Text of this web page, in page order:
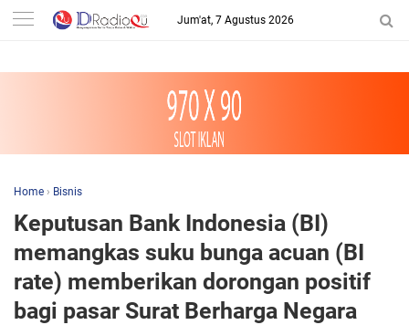
-->
Jum'at, 7 Agustus 2026
Home › Bisnis
Keputusan Bank Indonesia (BI)
memangkas suku bunga acuan (BI
rate) memberikan dorongan positif
bagi pasar Surat Berharga Negara